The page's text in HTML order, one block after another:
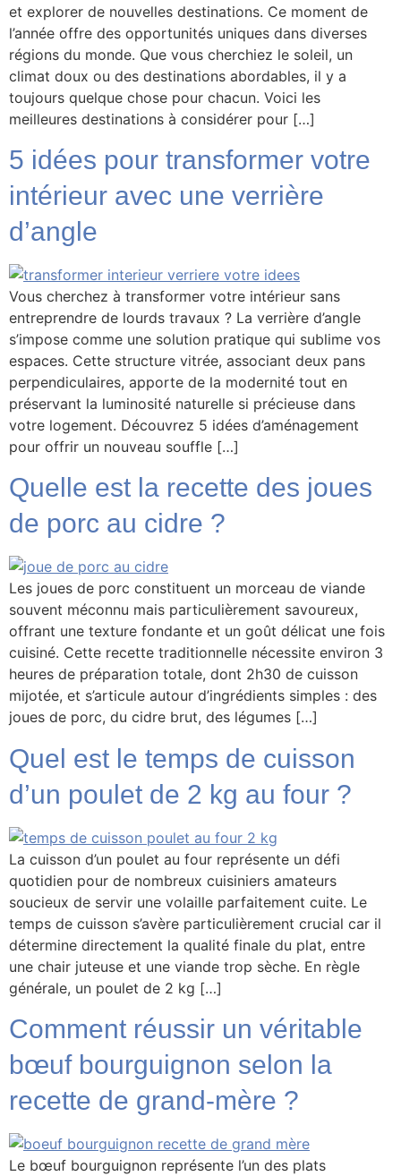
et explorer de nouvelles destinations. Ce moment de
l’année offre des opportunités uniques dans diverses
régions du monde. Que vous cherchiez le soleil, un
climat doux ou des destinations abordables, il y a
toujours quelque chose pour chacun. Voici les
meilleures destinations à considérer pour […]
5 idées pour transformer votre
intérieur avec une verrière
d’angle
Vous cherchez à transformer votre intérieur sans
entreprendre de lourds travaux ? La verrière d’angle
s’impose comme une solution pratique qui sublime vos
espaces. Cette structure vitrée, associant deux pans
perpendiculaires, apporte de la modernité tout en
préservant la luminosité naturelle si précieuse dans
votre logement. Découvrez 5 idées d’aménagement
pour offrir un nouveau souffle […]
Quelle est la recette des joues
de porc au cidre ?
Les joues de porc constituent un morceau de viande
souvent méconnu mais particulièrement savoureux,
offrant une texture fondante et un goût délicat une fois
cuisiné. Cette recette traditionnelle nécessite environ 3
heures de préparation totale, dont 2h30 de cuisson
mijotée, et s’articule autour d’ingrédients simples : des
joues de porc, du cidre brut, des légumes […]
Quel est le temps de cuisson
d’un poulet de 2 kg au four ?
La cuisson d’un poulet au four représente un défi
quotidien pour de nombreux cuisiniers amateurs
soucieux de servir une volaille parfaitement cuite. Le
temps de cuisson s’avère particulièrement crucial car il
détermine directement la qualité finale du plat, entre
une chair juteuse et une viande trop sèche. En règle
générale, un poulet de 2 kg […]
Comment réussir un véritable
bœuf bourguignon selon la
recette de grand-mère ?
Le bœuf bourguignon représente l’un des plats